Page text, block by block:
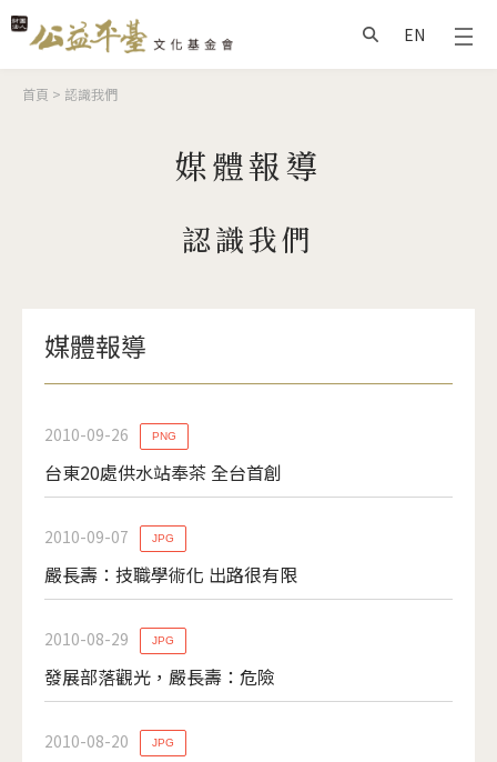
搜尋
EN
您在這裡
首頁 > 認識我們
媒體報導
認識我們
媒體報導
2010-09-26
台東20處供水站奉茶 全台首創
PNG
2010-09-07
嚴長壽：技職學術化 出路很有限
JPG
2010-08-29
發展部落觀光，嚴長壽：危險
JPG
2010-08-20 JPG